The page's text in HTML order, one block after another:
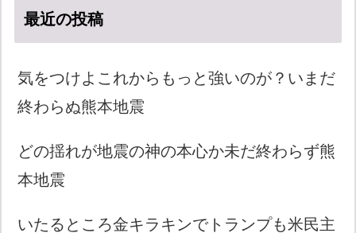
最近の投稿
気をつけよこれからもっと強いのが？いまだ
終わらぬ熊本地震
どの揺れが地震の神の本心か未だ終わらず熊
本地震
いたるところ金キラキンでトランプも米民主